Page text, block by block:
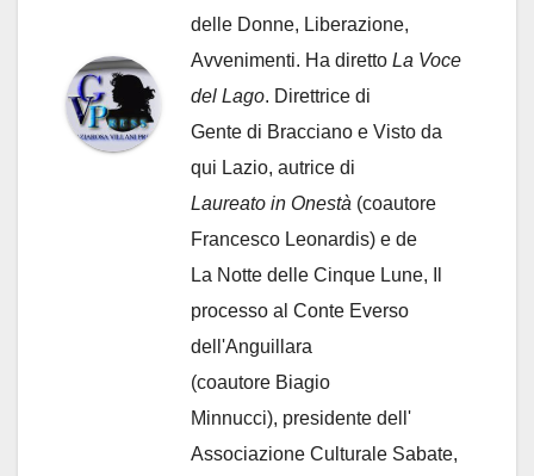
delle Donne, Liberazione,
Avvenimenti. Ha diretto La Voce
del Lago. Direttrice di
Gente di Bracciano e Visto da
qui Lazio, autrice di
Laureato in Onestà (coautore
Francesco Leonardis) e de
La Notte delle Cinque Lune, Il
processo al Conte Everso
dell'Anguillara
(coautore Biagio
Minnucci), presidente dell'
Associazione Culturale Sabate,